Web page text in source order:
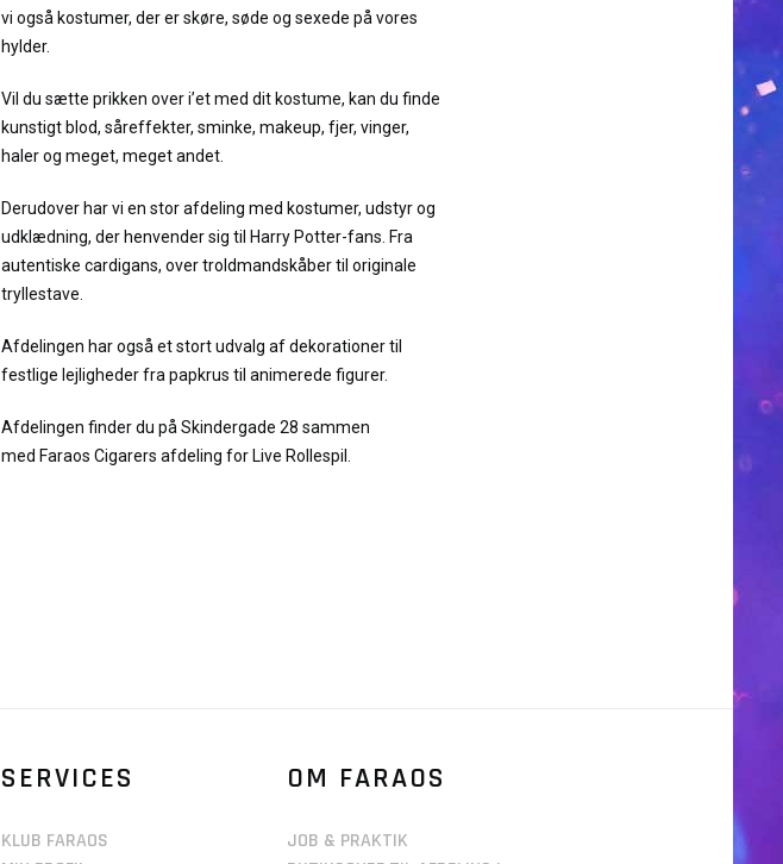
vi også kostumer, der er skøre, søde og sexede på vores
hylder.
Vil du sætte prikken over i’et med dit kostume, kan du finde
kunstigt blod, såreffekter, sminke, makeup, fjer, vinger,
haler og meget, meget andet.
Derudover har vi en stor afdeling med kostumer, udstyr og
udklædning, der henvender sig til Harry Potter-fans. Fra
autentiske cardigans, over troldmandskåber til originale
tryllestave.
Afdelingen har også et stort udvalg af dekorationer til
festlige lejligheder fra papkrus til animerede figurer.
Afdelingen finder du på Skindergade 28 sammen
med Faraos Cigarers afdeling for Live Rollespil.
SERVICES
KLUB FARAOS
OM FARAOS
JOB & PRAKTIK